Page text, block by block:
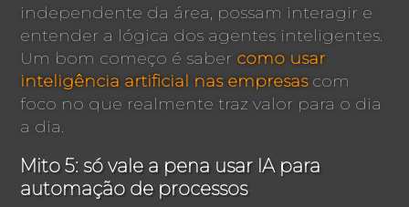
independente da área, possam interagir e
entender a lógica dos agentes inteligentes.
Um bom começo é saber como usar
inteligência artificial nas empresascom
foco no que realmente traz valor para o dia
a dia.
Mito 5: só vale a pena usar IA para
automação de processos